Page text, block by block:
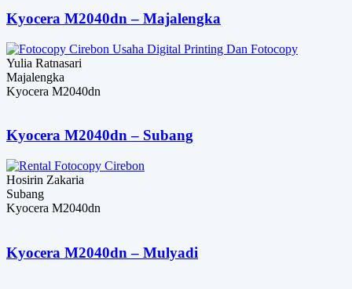
Kyocera M2040dn – Majalengka
Yulia Ratnasari
Majalengka
Kyocera M2040dn
Kyocera M2040dn – Subang
Hosirin Zakaria
Subang
Kyocera M2040dn
Kyocera M2040dn – Mulyadi